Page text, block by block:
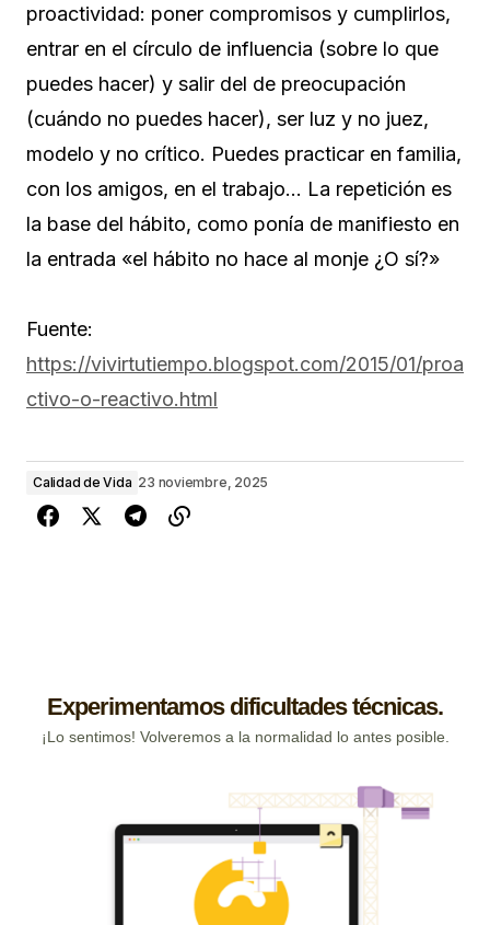
proactividad: poner compromisos y cumplirlos,
entrar en el círculo de influencia (sobre lo que
puedes hacer) y salir del de preocupación
(cuándo no puedes hacer), ser luz y no juez,
modelo y no crítico. Puedes practicar en familia,
con los amigos, en el trabajo… La repetición es
la base del hábito, como ponía de manifiesto en
la entrada «el hábito no hace al monje ¿O sí?»
Fuente:
https://vivirtutiempo.blogspot.com/2015/01/proa
ctivo-o-reactivo.html
Calidad de Vida 23 noviembre, 2025